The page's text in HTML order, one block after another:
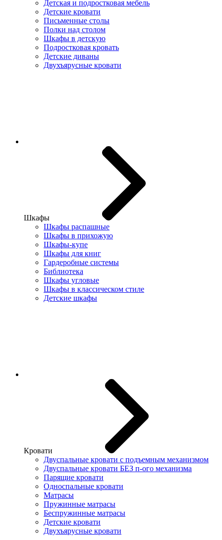
Детская и подростковая мебель
Детские кровати
Письменные столы
Полки над столом
Шкафы в детскую
Подростковая кровать
Детские диваны
Двухъярусные кровати
Шкафы
Шкафы распашные
Шкафы в прихожую
Шкафы-купе
Шкафы для книг
Гардеробные системы
Библиотека
Шкафы угловые
Шкафы в классическом стиле
Детские шкафы
Кровати
Двуспальные кровати с подъемным механизмом
Двуспальные кровати БЕЗ п-ого механизма
Парящие кровати
Односпальные кровати
Матрасы
Пружинные матрасы
Беспружинные матрасы
Детские кровати
Двухъярусные кровати